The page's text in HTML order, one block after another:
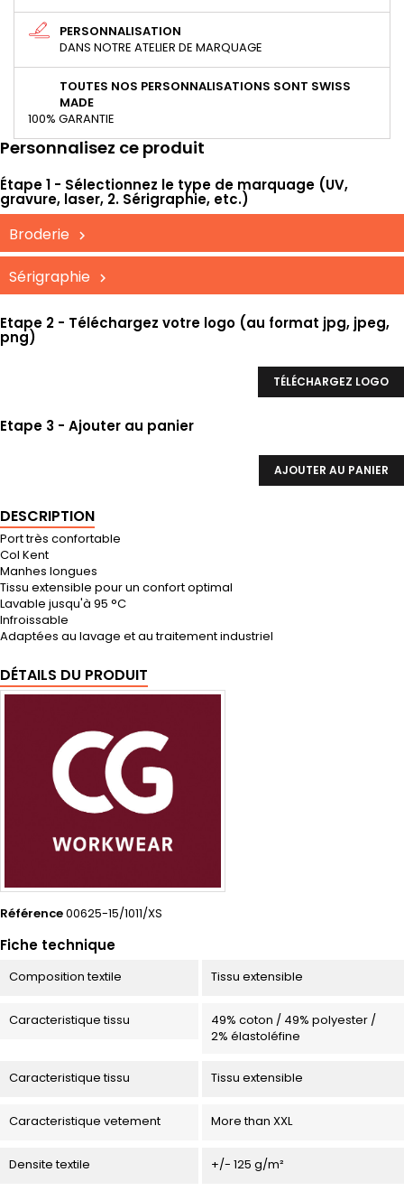
PERSONNALISATION
DANS NOTRE ATELIER DE MARQUAGE
TOUTES NOS PERSONNALISATIONS SONT SWISS
MADE
100% GARANTIE
Personnalisez ce produit
Étape 1 - Sélectionnez le type de marquage (UV,
gravure, laser, 2. Sérigraphie, etc.)
Broderie
Sérigraphie
Etape 2 - Téléchargez votre logo (au format jpg, jpeg,
png)
TÉLÉCHARGEZ LOGO
Etape 3 - Ajouter au panier
AJOUTER AU PANIER
DESCRIPTION
Port très confortable
Col Kent
Manhes longues
Tissu extensible pour un confort optimal
Lavable jusqu'à 95 °C
Infroissable
Adaptées au lavage et au traitement industriel
DÉTAILS DU PRODUIT
Référence00625-15/1011/XS
Fiche technique
Composition textile Tissu extensible
Caracteristique tissu
49% coton / 49% polyester /
2% élastoléfine
Caracteristique tissu Tissu extensible
Caracteristique vetement More than XXL
Densite textile +/- 125 g/m²